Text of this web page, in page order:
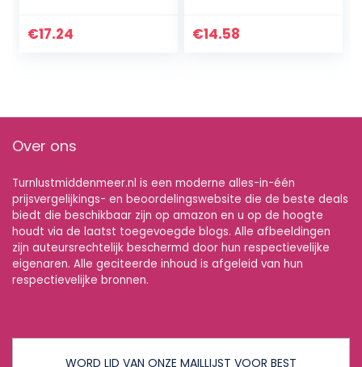
€17.24 €14.58
Over ons
Turnlustmiddenmeer.nl is een moderne alles-in-één
prijsvergelijkings- en beoordelingswebsite die de beste deals
biedt die beschikbaar zijn op amazon en u op de hoogte
houdt via de laatst toegevoegde blogs. Alle afbeeldingen
zijn auteursrechtelijk beschermd door hun respectievelijke
eigenaren. Alle geciteerde inhoud is afgeleid van hun
respectievelijke bronnen.
WORD LID VAN ONZE MAILLIJST VOOR BEST